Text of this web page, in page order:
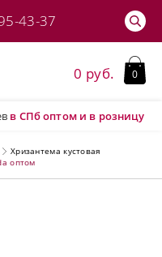
43-37
в СПбоптом и в розницу
0 руб. 0
Хризантема кустовая
оптом